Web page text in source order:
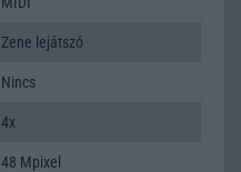
Zene lejátszó
Nincs
4x
48 Mpixel